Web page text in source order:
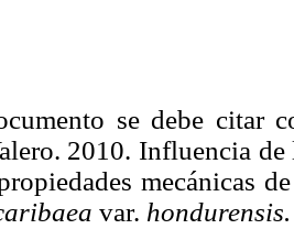
se debe citar
2010. Influencia
mecánicas
var.